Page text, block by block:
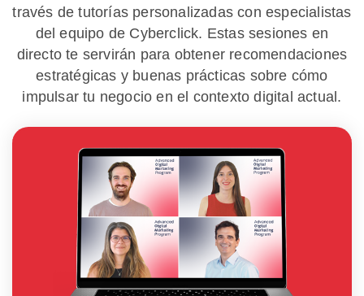
través de tutorías personalizadas con especialistas
del equipo de Cyberclick. Estas sesiones en
directo te servirán para obtener recomendaciones
estratégicas y buenas prácticas sobre cómo
impulsar tu negocio en el contexto digital actual.